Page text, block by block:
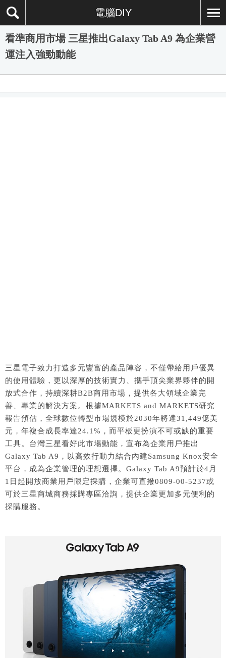
電腦DIY
看準商用市場 三星推出Galaxy Tab A9 為企業營
運注入強勁動能
三星電子致力打造多元豐富的產品陣容，不僅帶給用戶優異
的使用體驗，更以深厚的技術實力、攜手頂尖業界夥伴的開
放式合作，持續深耕B2B商用市場，提供各大領域企業完
善、專業的解決方案。根據MARKETS and MARKETS研究
報告預估，全球數位轉型市場規模於2030年將達31,449億美
元，年複合成長率達24.1%，而平板更扮演不可或缺的重要
工具。台灣三星看好此市場動能，宣布為企業用戶推出
Galaxy Tab A9，以高效行動力結合內建Samsung Knox安全
平台，成為企業管理的理想選擇。Galaxy Tab A9預計於4月
1日起開放商業用戶限定採購，企業可直撥0809-00-5237或
可於三星商城商務採購專區洽詢，提供企業更加多元便利的
採購服務。